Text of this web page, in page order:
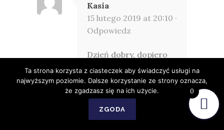
Kasia
15 lutego 2019 at 20:10 ·
Odpowiedz
Dzień dobry, dopiero
niedawno
dowiedziałam się o
prawie kobiet w ciąży
do przyjęcia u lekarza
0
Ta strona korzysta z ciasteczek aby świadczyć usługi na
najwyższym poziomie. Dalsze korzystanie ze strony oznacza,
że zgadzasz się na ich użycie.
ZGODA